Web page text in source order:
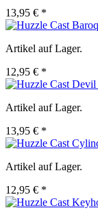
13,95 € *
Artikel auf Lager.
12,95 € *
Artikel auf Lager.
13,95 € *
Artikel auf Lager.
12,95 € *